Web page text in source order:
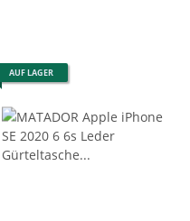
AUF LAGER